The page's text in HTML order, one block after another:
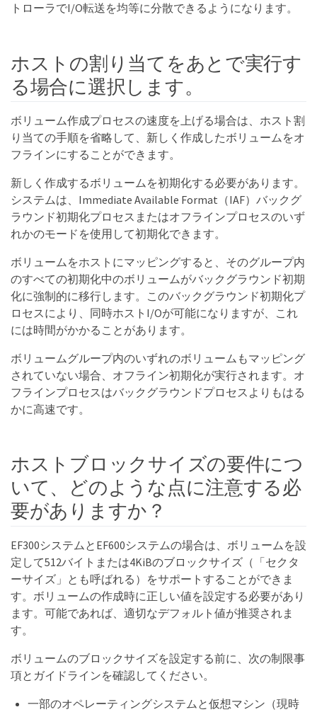
トローラでI/O転送を均等に分散できるようになります。
ホストの割り当てをあとで実行す
る場合に選択します。
ボリューム作成プロセスの速度を上げる場合は、ホスト割
り当ての手順を省略して、新しく作成したボリュームをオ
フラインにすることができます。
新しく作成するボリュームを初期化する必要があります。
システムは、Immediate Available Format（IAF）バックグ
ラウンド初期化プロセスまたはオフラインプロセスのいず
れかのモードを使用して初期化できます。
ボリュームをホストにマッピングすると、そのグループ内
のすべての初期化中のボリュームがバックグラウンド初期
化に強制的に移行します。このバックグラウンド初期化プ
ロセスにより、同時ホストI/Oが可能になりますが、これ
には時間がかかることがあります。
ボリュームグループ内のいずれのボリュームもマッピング
されていない場合、オフライン初期化が実行されます。オ
フラインプロセスはバックグラウンドプロセスよりもはる
かに高速です。
ホストブロックサイズの要件につ
いて、どのような点に注意する必
要がありますか？
EF300システムとEF600システムの場合は、ボリュームを設
定して512バイトまたは4KiBのブロックサイズ（「セクタ
ーサイズ」とも呼ばれる）をサポートすることができま
す。ボリュームの作成時に正しい値を設定する必要があり
ます。可能であれば、適切なデフォルト値が推奨されま
す。
ボリュームのブロックサイズを設定する前に、次の制限事
項とガイドラインを確認してください。
一部のオペレーティングシステムと仮想マシン（現時